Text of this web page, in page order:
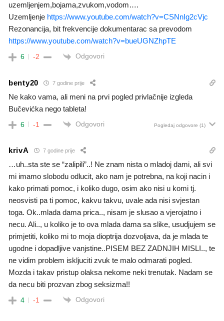
uzemljenjem,bojama,zvukom,vodom….
Uzemljenje https://www.youtube.com/watch?v=CSNnIg2cVjc
Rezonancija, bit frekvencije dokumentarac sa prevodom
https://www.youtube.com/watch?v=bueUGNZhpTE
6 -2 Odgovori
benty20 7 godine prije
Ne kako vama, ali meni na prvi pogled privlačnije izgleda
Bučevićka nego tableta!
6 -1 Odgovori Pogledaj odgovore (1)
krivA 7 godine prije
…uh..sta ste se “zalipili”..! Ne znam nista o mladoj dami, ali svi
mi imamo slobodu odlucit, ako nam je potrebna, na koji nacin i
kako primati pomoc, i koliko dugo, osim ako nisi u komi tj.
neosvisti pa ti pomoc, kakvu takvu, uvale ada nisi svjestan
toga. Ok..mlada dama prica.., nisam je slusao a vjerojatno i
necu. Ali.., u koliko je to ova mlada dama sa slike, usudjujem se
primjetiti, koliko mi to moja dioptrija dozvoljava, da je mlada te
ugodne i dopadljive vanjstine..PISEM BEZ ZADNJIH MISLI.., te
ne vidim problem iskljuciti zvuk te malo odmarati pogled.
Mozda i takav pristup olaksa nekome neki trenutak. Nadam se
da necu biti prozvan zbog seksizma!!
4 -1 Odgovori